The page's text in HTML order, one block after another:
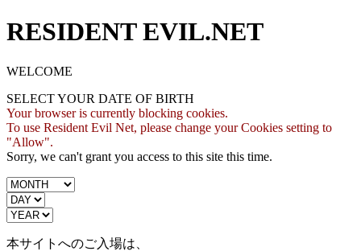
RESIDENT EVIL.NET
WELCOME
SELECT YOUR DATE OF BIRTH
Your browser is currently blocking cookies.
To use Resident Evil Net, please change your Cookies setting to
"Allow".
Sorry, we can't grant you access to this site this time.
本サイトへのご入場は、